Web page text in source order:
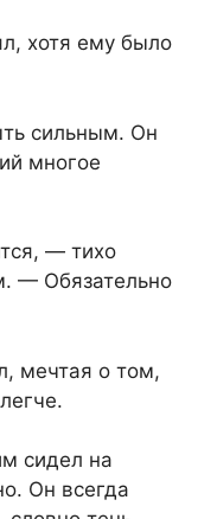
хотя ему было
сильным. Он
многое
— тихо
—⁨ Обязательно
мечтая о том,⁨
сидел на
Он всегда